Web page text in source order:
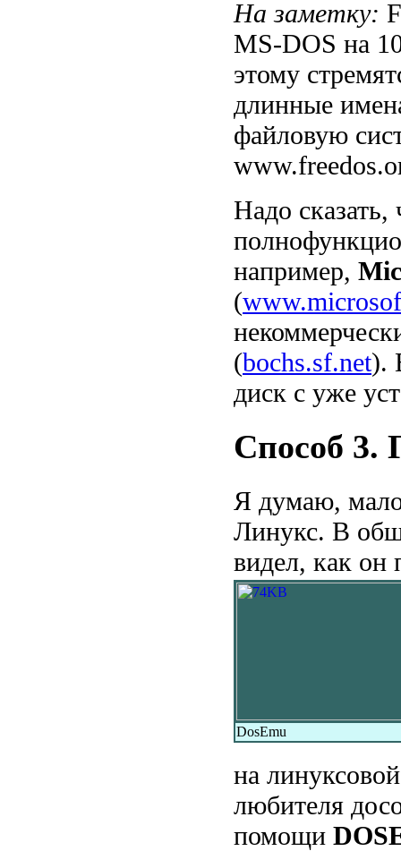
На заметку:
MS-DOS на
этому
длинные
файловую
Надо
например,
(
(bochs.sf.net).
диск с уже
Способ 3.
Я думаю,
Линукс. В
видел, как он
DosEmu
на
любителя
помощи